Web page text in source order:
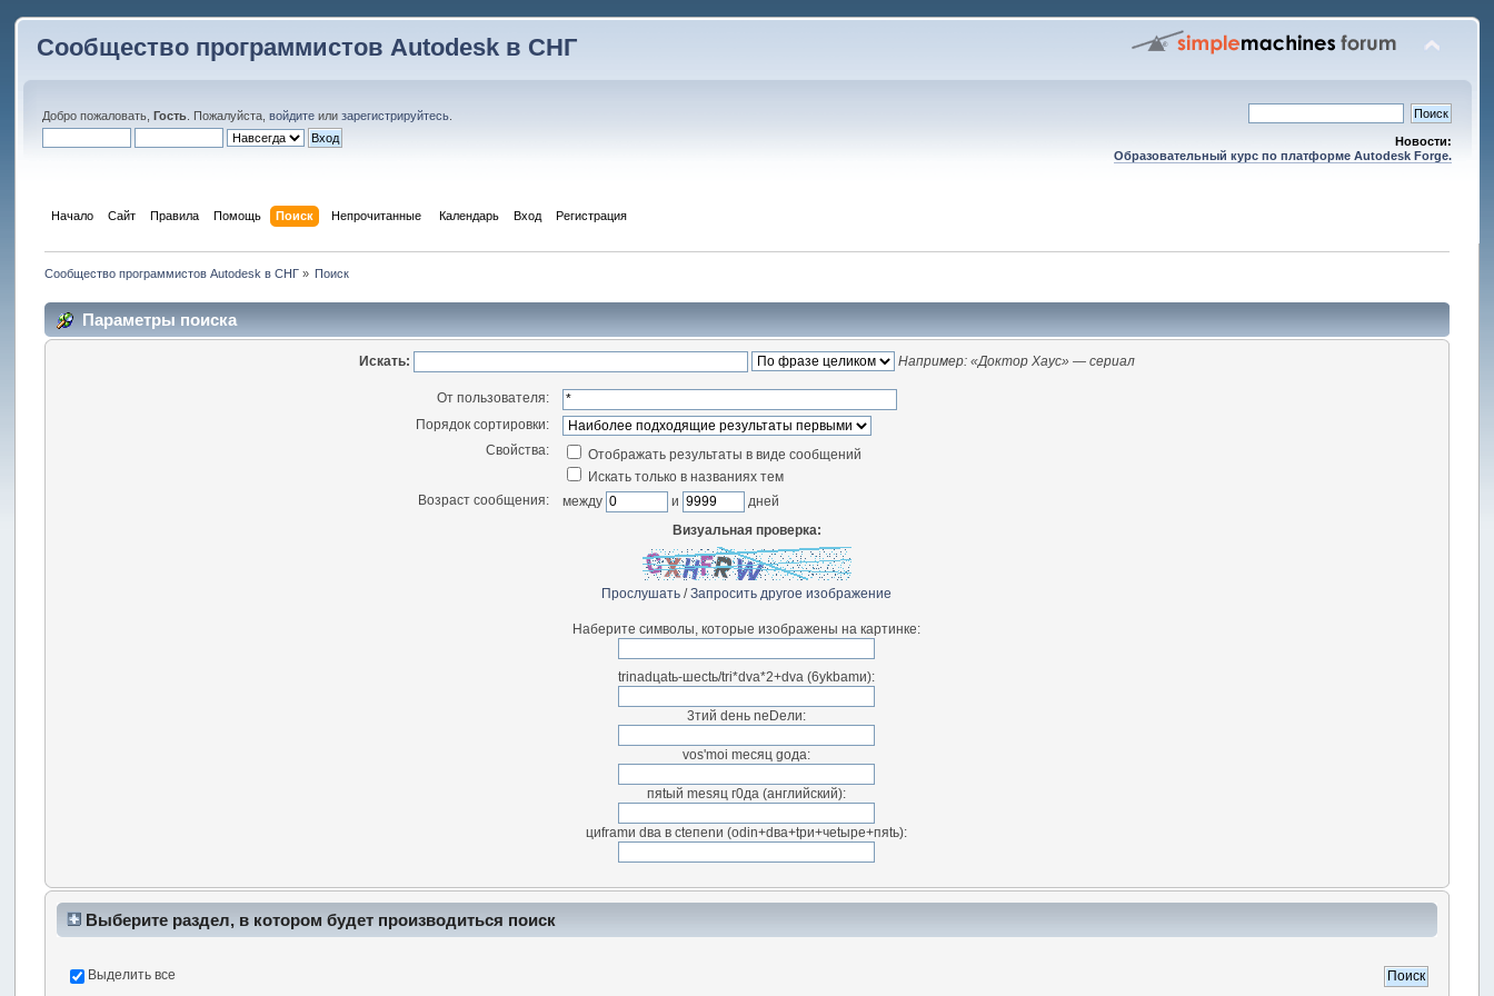
Сообщество программистов Autodesk в СНГ
Добро пожаловать,Гость . Пожалуйста,войдите илизарегистрируйтесь
Новости:
Образовательный курс по платформе Autodesk Forge.
Начало Сайт Правила Помощь Поиск Непрочитанные Календарь Вход Регистрация
Сообщество программистов Autodesk в СНГ» Поиск
Параметры поиска
Искать: Например: «Доктор Хаус» — сериал
От пользователя:
Порядок сортировки:
Свойства:
Отображать результаты в виде сообщений
Искать только в названиях тем
Возраст сообщения:
между и
дней
Визуальная проверка:
Прослушать /Запросить другое изображение
Наберите символы, которые изображены на картинке:
trinadцatь-шectь/tri*dva*2+dva (6ykbamи):
3тий deнь neDeли:
vos'moi meсяц goдa:
пяtый mesяц г0дa (английский):
циfrаmи dвa в ctепenи (odin+dвa+tpи+чetыpe+пяtь):
Выберите раздел, в котором будет производиться поиск
Выделить все